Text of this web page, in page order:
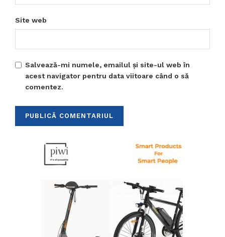
Site web
Salvează-mi numele, emailul și site-ul web în
acest navigator pentru data viitoare când o să
comentez.